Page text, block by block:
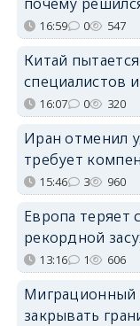
16:59 0 547
Китай
специалистов
16:07 0 320
Иран отменил
требует
15:46 3 960
Европа теряет
рекордной
13:16 1 606
Миграционный
закрывать